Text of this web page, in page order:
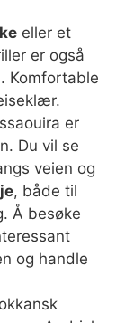
eller et
er også
Komfortable
er
Du vil se
veien og
, både til
Å besøke
og handle